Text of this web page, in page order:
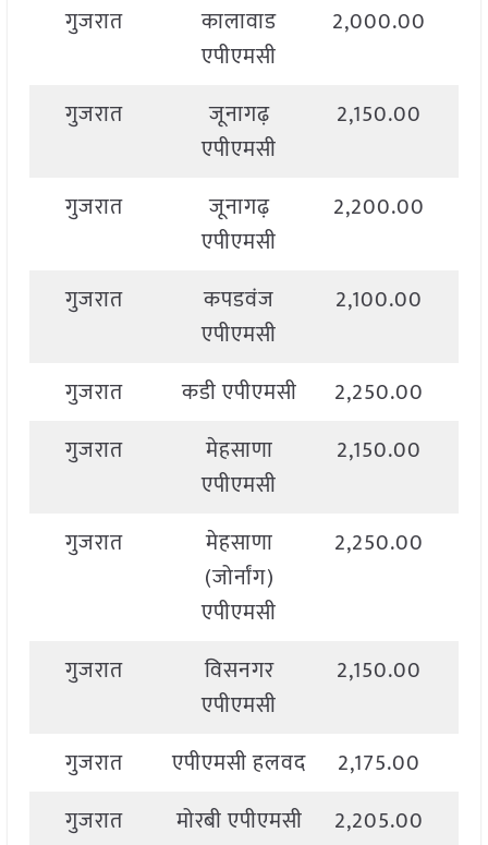
गुजरात
कालावाड
एपीएमसी
2,000.00
गुजरात
जूनागढ़
एपीएमसी
2,150.00
गुजरात
जूनागढ़
एपीएमसी
2,200.00
गुजरात
कपडवंज
एपीएमसी
2,100.00
गुजरात कडी एपीएमसी 2,250.00
गुजरात
मेहसाणा
एपीएमसी
2,150.00
गुजरात
मेहसाणा
(जोर्नांग)
एपीएमसी
2,250.00
गुजरात
विसनगर
एपीएमसी
2,150.00
गुजरात एपीएमसी हलवद 2,175.00
गुजरात
मोरबी एपीएमसी 2,205.00